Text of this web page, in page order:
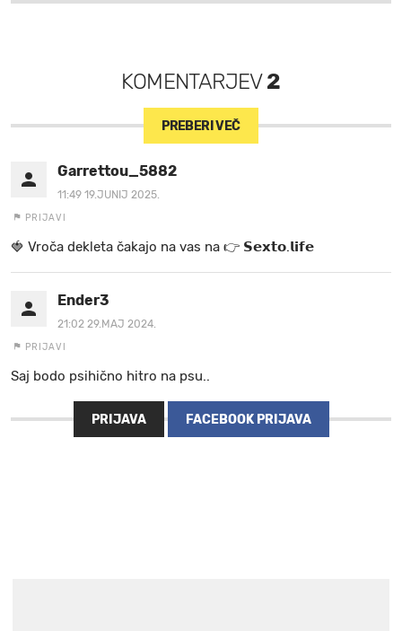
KOMENTARJEV2
PREBERI VEČ
Garrettou_5882
11:49 19.JUNIJ 2025.
PRIJAVI
🍓 V r o č a d e k l e t a ča k a jo na va s n a 👉 𝗦𝗲𝘅𝘁𝗼.𝗹𝗶𝗳𝗲
Ender3
21:02 29.MAJ 2024.
PRIJAVI
Saj bodo psihično hitro na psu..
PRIJAVA FACEBOOK PRIJAVA